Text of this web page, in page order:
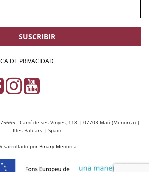
SUSCRIBIR
DE PRIVACIDAD
- Camí de ses Vinyes, 118 | 07703 Maó (Menorca) |
Illes Balears | Spain
por Binary Menorca